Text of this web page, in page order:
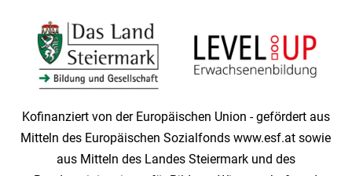
Kofinanziert von der Europäischen Union - gefördert aus
Mitteln des Europäischen Sozialfonds www.esf.at sowie
aus Mitteln des Landes Steiermark und des